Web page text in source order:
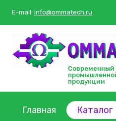
E-mail: info@ommatech.ru
Современный
продукции
Главная Каталог